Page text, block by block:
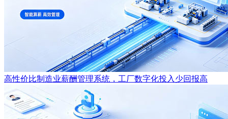
高性价比制造业薪酬管理系统，工厂数字化投入少回报高